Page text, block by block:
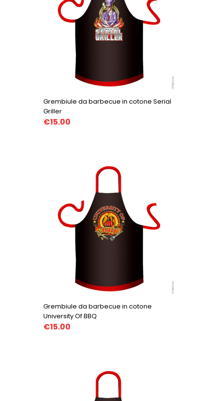
Grembiule da barbecue in cotone Serial
Griller
€15.00
Grembiule da barbecue in cotone
University Of BBQ
€15.00